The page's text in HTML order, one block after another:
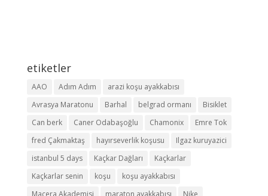
etiketler
AAO Adım Adım
arazi koşu ayakkabısı
Avrasya Maratonu
Barhal belgrad ormanı
Bisiklet
Can berk
Caner Odabaşoğlu Chamonix
Emre Tok
fred Çakmaktaş
hayırseverlik koşusu
Ilgaz kuruyazici
istanbul 5 days
Kaçkar Dağları
Kaçkarlar
Kaçkarlar senin
koşu
koşu ayakkabısı
Macera Akademisi
maraton ayakkabısı Nike